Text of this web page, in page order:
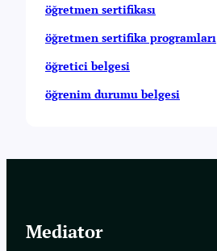
öğretmen sertifikası
öğretmen sertifika programları
öğretici belgesi
öğrenim durumu belgesi
Mediator